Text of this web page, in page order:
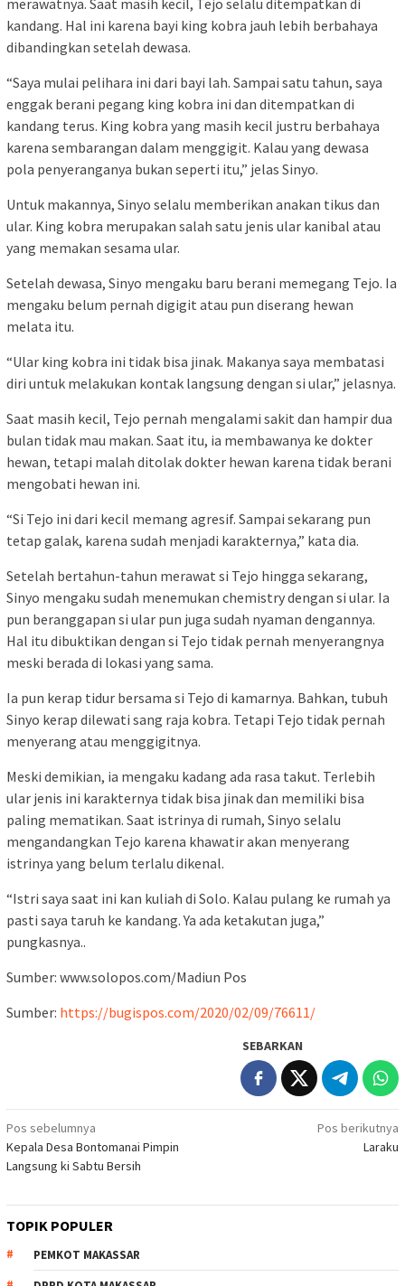
merawatnya. Saat masih kecil, Tejo selalu ditempatkan di
kandang. Hal ini karena bayi king kobra jauh lebih berbahaya
dibandingkan setelah dewasa.
“Saya mulai pelihara ini dari bayi lah. Sampai satu tahun, saya
enggak berani pegang king kobra ini dan ditempatkan di
kandang terus. King kobra yang masih kecil justru berbahaya
karena sembarangan dalam menggigit. Kalau yang dewasa
pola penyeranganya bukan seperti itu,” jelas Sinyo.
Untuk makannya, Sinyo selalu memberikan anakan tikus dan
ular. King kobra merupakan salah satu jenis ular kanibal atau
yang memakan sesama ular.
Setelah dewasa, Sinyo mengaku baru berani memegang Tejo. Ia
mengaku belum pernah digigit atau pun diserang hewan
melata itu.
“Ular king kobra ini tidak bisa jinak. Makanya saya membatasi
diri untuk melakukan kontak langsung dengan si ular,” jelasnya.
Saat masih kecil, Tejo pernah mengalami sakit dan hampir dua
bulan tidak mau makan. Saat itu, ia membawanya ke dokter
hewan, tetapi malah ditolak dokter hewan karena tidak berani
mengobati hewan ini.
“Si Tejo ini dari kecil memang agresif. Sampai sekarang pun
tetap galak, karena sudah menjadi karakternya,” kata dia.
Setelah bertahun-tahun merawat si Tejo hingga sekarang,
Sinyo mengaku sudah menemukan chemistry dengan si ular. Ia
pun beranggapan si ular pun juga sudah nyaman dengannya.
Hal itu dibuktikan dengan si Tejo tidak pernah menyerangnya
meski berada di lokasi yang sama.
Ia pun kerap tidur bersama si Tejo di kamarnya. Bahkan, tubuh
Sinyo kerap dilewati sang raja kobra. Tetapi Tejo tidak pernah
menyerang atau menggigitnya.
Meski demikian, ia mengaku kadang ada rasa takut. Terlebih
ular jenis ini karakternya tidak bisa jinak dan memiliki bisa
paling mematikan. Saat istrinya di rumah, Sinyo selalu
mengandangkan Tejo karena khawatir akan menyerang
istrinya yang belum terlalu dikenal.
“Istri saya saat ini kan kuliah di Solo. Kalau pulang ke rumah ya
pasti saya taruh ke kandang. Ya ada ketakutan juga,”
pungkasnya..
Sumber: www.solopos.com/Madiun Pos
Sumber: https://bugispos.com/2020/02/09/76611/
SEBARKAN
Navigasi
pos
Pos sebelumnya
Kepala Desa Bontomanai Pimpin
Langsung ki Sabtu Bersih
Pos berikutnya
Laraku
TOPIK POPULER
PEMKOT MAKASSAR